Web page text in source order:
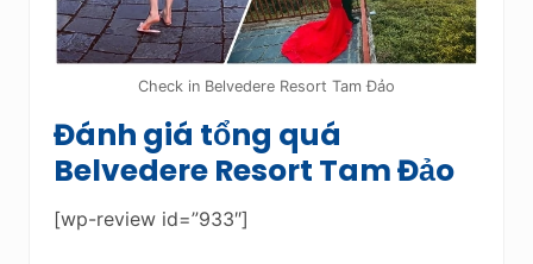
Check in Belvedere Resort Tam Đảo
Đánh giá tổng quá
Belvedere Resort Tam Đảo
[wp-review id=”933″]